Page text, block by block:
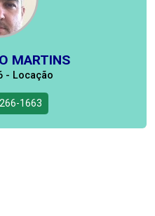
MARTINS
- Locação
1663